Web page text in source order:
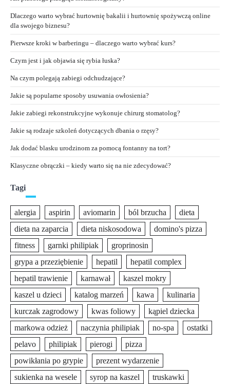
Dlaczego warto wybrać hurtownię bakalii i hurtownię spożywczą online
dla swojego biznesu?
Pierwsze kroki w barberingu – dlaczego warto wybrać kurs?
Czym jest i jak objawia się rybia łuska?
Na czym polegają zabiegi odchudzające?
Jakie są popularne sposoby usuwania owłosienia?
Jakie zabiegi rekonstrukcyjne wykonuje chirurg stomatolog?
Jakie są rodzaje szkoleń dotyczących dbania o rzęsy?
Jak dodać blasku urodzinom za pomocą fontanny na tort?
Klasyczne obrączki – kiedy warto się na nie zdecydować?
Tagi
alergia aspirin aviomarin ból brzucha
dieta
dieta na zaparcia
dieta niskosodowa
domino's pizza
fitness
garnki philipiak
groprinosin
grypa a przeziębienie
hepatil
hepatil complex
hepatil trawienie
karnawał
kaszel mokry
kaszel u dzieci
katalog marzeń kawa
kulinaria
kurczak zagrodowy
kwas foliowy
kąpiel dziecka
markowa odzież
naczynia philipiak no-spa
ostatki
pelavo
philipiak pierogi
pizza
powikłania po grypie
prezent wydarzenie
sukienka na wesele
syrop na kaszel truskawki